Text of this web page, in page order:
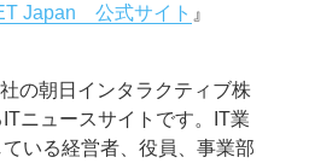
Japan 公式サイト 』
の朝日インタラクティブ株
ニュースサイトです。IT業
いる経営者、役員、事業部